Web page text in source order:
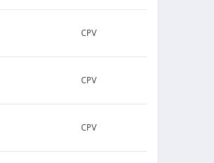
CPV
CPV
CPV